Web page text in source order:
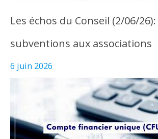
Les échos du Conseil (2/06/
subventions aux associations
6 juin 2026